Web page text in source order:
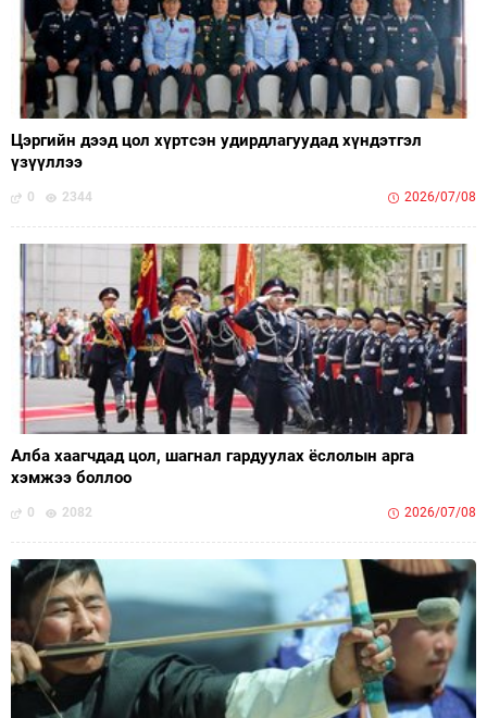
Цэргийн дээд цол хүртсэн удирдлагуудад хүндэтгэл
үзүүллээ
0 2344 2026/07/08
Алба хаагчдад цол, шагнал гардуулах ёслолын арга
хэмжээ боллоо
0 2082 2026/07/08